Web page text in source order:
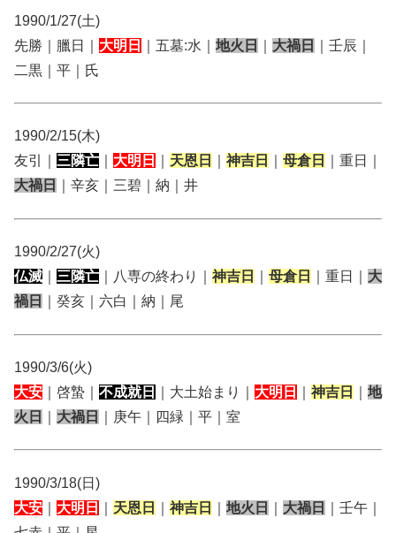
1990/1/27(土)
先勝｜臘日｜ 大明日 ｜五墓:水｜ 地火日 大禍日
｜壬辰｜
二黒｜平｜氏
1990/2/15(木)
友引｜ 三隣亡 大明日 天恩日 神吉日 母倉日
｜重日｜
大禍日
｜辛亥｜三碧｜納｜井
1990/2/27(火)
仏滅
三隣亡 ｜八専の終わり｜ 神吉日 母倉日 ｜重日｜ 大
禍日
｜癸亥｜六白｜納｜尾
1990/3/6(火)
大安 ｜啓蟄｜ 不成就日 ｜大土始まり｜ 大明日 神吉日
地
火日
大禍日 ｜庚午｜四緑｜平｜室
1990/3/18(日)
大安
大明日 天恩日 神吉日 地火日 大禍日
｜壬午｜